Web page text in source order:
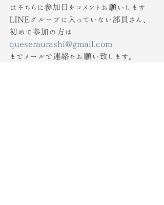
はそちらに参加日をコメントお願いします
LINEグループに入っていない部員さん、
初めて参加の方は
queseraurashi@gmail.com
までメールで連絡をお願い致します。